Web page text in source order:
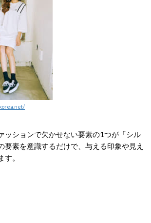
ッションで欠かせない要素の1つが「シル
要素を意識するだけで、与える印象や見え
。